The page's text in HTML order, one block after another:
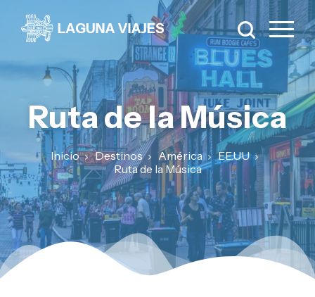
Ruta de la Música
Inicio Destinos América
EE.UU
Ruta de la Música